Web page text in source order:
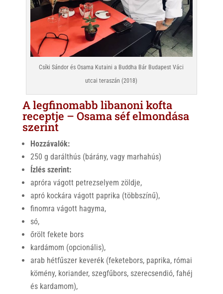
Csíki Sándor és Osama Kutaini a Buddha Bár Budapest Váci
utcai teraszán (2018)
A legfinomabb libanoni kofta
receptje – Osama séf elmondása
szerint
Hozzávalók:
250 g darálthús (bárány, vagy marhahús)
Ízlés szerint:
apróra vágott petrezselyem zöldje,
apró kockára vágott paprika (többszínű),
finomra vágott hagyma,
só,
őrölt fekete bors
kardámom (opcionális),
arab hétfűszer keverék (feketebors, paprika, római
kömény, koriander, szegfűbors, szerecsendió, fahéj
és kardamom),